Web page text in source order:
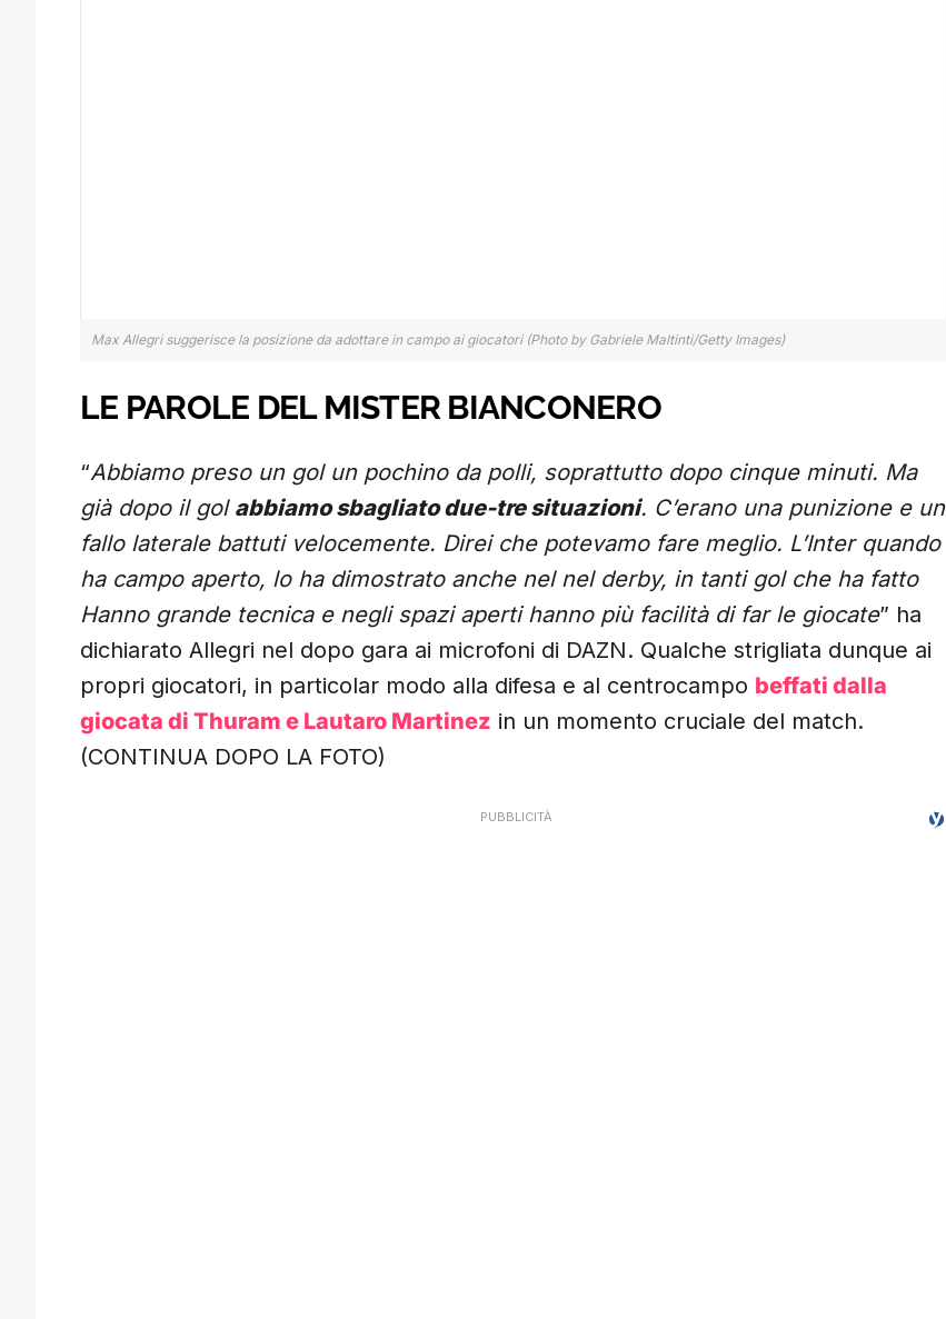
Max Allegri suggerisce la posizione da adottare in campo ai giocatori (Photo by Gabriele Maltinti/Getty Images)
LE PAROLE DEL MISTER BIANCONERO
“Abbiamo preso un gol un pochino da polli, soprattutto dopo cinque minuti. Ma
già dopo il gol abbiamo sbagliato due-tre situazioni. C’erano una punizione e un
fallo laterale battuti velocemente. Direi che potevamo fare meglio. L’Inter quando
ha campo aperto, lo ha dimostrato anche nel nel derby, in tanti gol che ha fatto
Hanno grande tecnica e negli spazi aperti hanno più facilità di far le giocate” ha
dichiarato Allegri nel dopo gara ai microfoni di DAZN. Qualche strigliata dunque ai
propri giocatori, in particolar modo alla difesa e al centrocampo beffati dalla
giocata di Thuram e Lautaro Martinez in un momento cruciale del match.
(CONTINUA DOPO LA FOTO)